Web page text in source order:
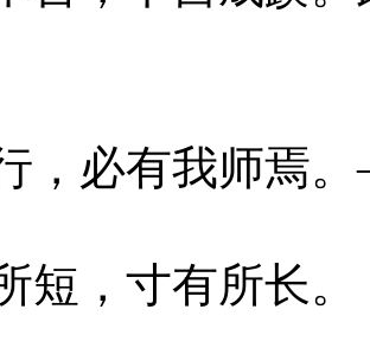
，必有我师焉
，寸有所长。